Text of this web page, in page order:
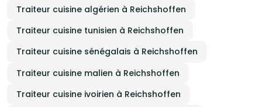
Traiteur cuisine algérien à Reichshoffen
Traiteur cuisine tunisien à Reichshoffen
Traiteur cuisine sénégalais à Reichshoffen
Traiteur cuisine malien à Reichshoffen
Traiteur cuisine ivoirien à Reichshoffen